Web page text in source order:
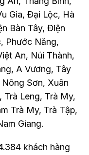
Gia, Đại Lộc, Hà
Bàn Tây, Điện
Phước Năng,
An, Núi Thành,
A Vương, Tây
Sơn, Xuân
Trà Leng, Trà My,
Trà My, Trà Tập,
Giang.
khách hàng